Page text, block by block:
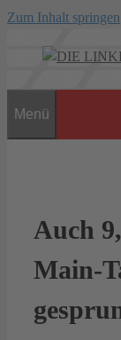
Zum Inhalt springen
Menü
Auch
Main-